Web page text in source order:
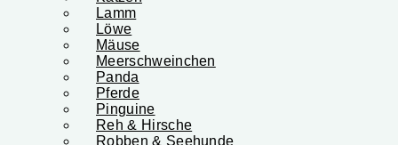
Lamm
Löwe
Mäuse
Meerschweinchen
Panda
Pferde
Pinguine
Reh & Hirsche
Robben & Seehunde